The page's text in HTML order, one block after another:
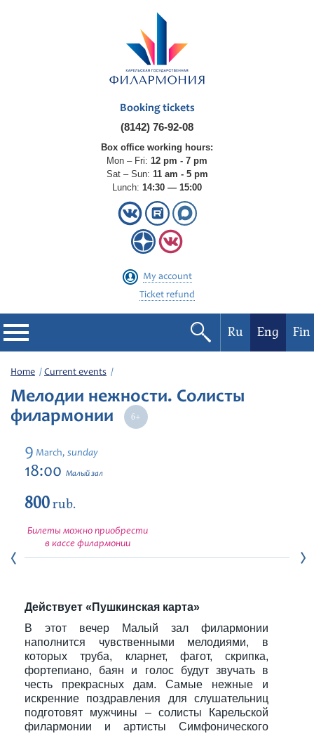
Booking tickets
(8142) 76-92-08
Box office working hours:
Mon – Fri: 12 pm - 7 pm
Sat – Sun: 11 am - 5 pm
Lunch: 14:30 — 15:00
My account
Ticket refund
Philharmonic
Current events
Festivals
Ru Eng Fin
Home Current events
Мелодии нежности. Солисты
филармонии
9 March, sunday
18:00 Малый зал
800rub.
Билеты можно приобрести
в кассе филармонии
Действует «Пушкинская карта»
В этот вечер Малый зал филармонии
наполнится чувственными мелодиями, в
которых труба, кларнет, фагот, скрипка,
фортепиано, баян и голос будут звучать в
честь прекрасных дам. Самые нежные и
искренние поздравления для слушательниц
подготовят мужчины – солисты Карельской
филармонии и артисты Симфонического